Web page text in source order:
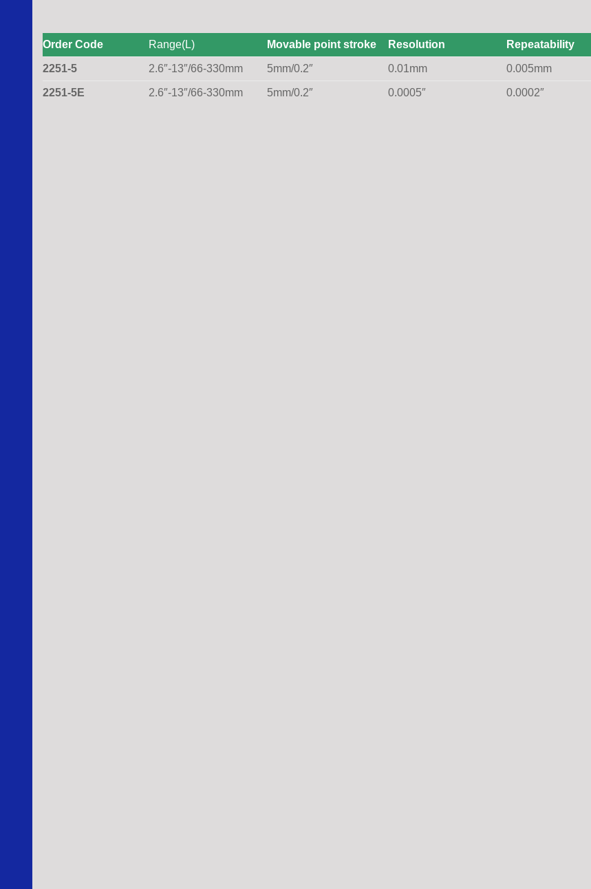
Order Code Range(L) Movable point stroke Resolution Repeatability
2251-5 2.6″-13″/66-330mm 5mm/0.2″ 0.01mm 0.005mm
2251-5E 2.6″-13″/66-330mm 5mm/0.2″ 0.0005″ 0.0002″